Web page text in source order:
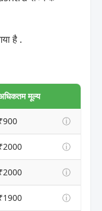
है .
मूल्य
ⓘ
ⓘ
ⓘ
ⓘ